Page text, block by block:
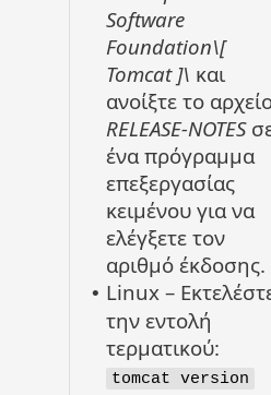
Software
Foundation\[
Tomcat ]\ και
ανοίξτε το
RELEASE-NOTES
ένα πρόγραμμα
επεξεργασίας
κειμένου για να
ελέγξετε τον
αριθμό έκδοσης.
• Linux –
την εντολή
τερματικού:
tomcat version